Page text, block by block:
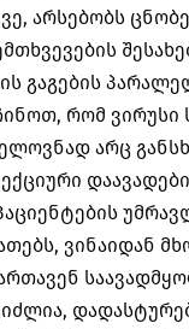
არსებობს
გაგების
რომ ვირუსი
არც
ვინაიდან